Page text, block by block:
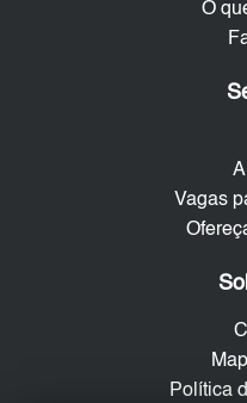
O
Vagas
Política